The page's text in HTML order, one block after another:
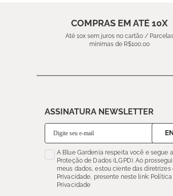
COMPRAS EM ATÉ 10X
Até 10x sem juros no cartão /
mínimas de R$100,00
ASSINATURA NEWSLETTER
A Blue Gardenia respeita você e segue
Proteção de Dados (LGPD). Ao
meus dados, estou ciente das diretrizes
Privacidade, presente neste link: Política
Privacidade